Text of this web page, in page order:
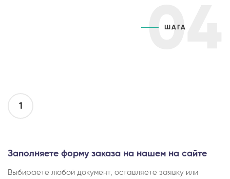
04
ШАГА
1
Заполняете форму заказа на нашем на сайте
Выбираете любой документ, оставляете заявку или